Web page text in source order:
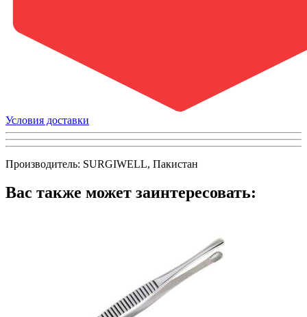
Условия доставки
Производитель: SURGIWELL, Пакистан
Вас также может заинтересовать: